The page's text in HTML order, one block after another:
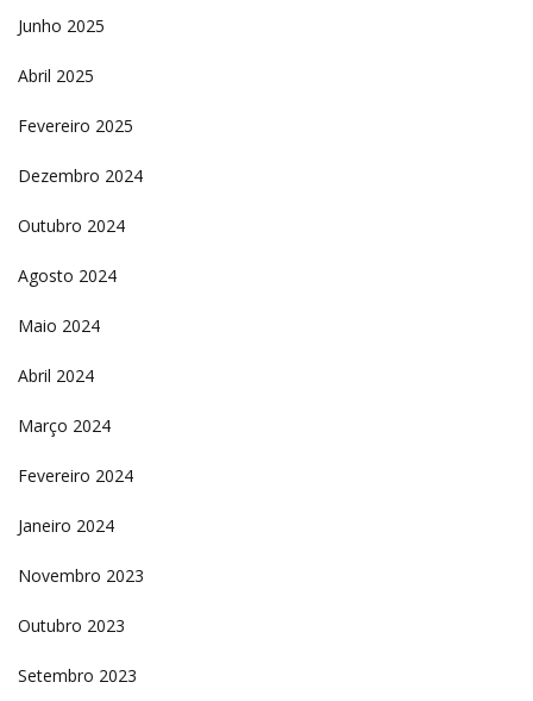
Junho 2025
Abril 2025
Fevereiro 2025
Dezembro 2024
Outubro 2024
Agosto 2024
Maio 2024
Abril 2024
Março 2024
Fevereiro 2024
Janeiro 2024
Novembro 2023
Outubro 2023
Setembro 2023